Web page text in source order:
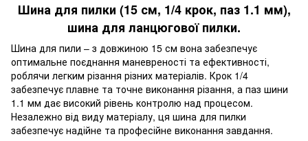
Шина для пилки (15 см, 1/4 крок, паз 1.1 мм),
шина для ланцюгової пилки.
Шина для пили – з довжиною 15 см вона забезпечує
оптимальне поєднання маневреності та ефективності,
роблячи легким різання різних матеріалів. Крок 1/4
забезпечує плавне та точне виконання різання, а паз шини
1.1 мм дає високий рівень контролю над процесом.
Незалежно від виду матеріалу, ця шина для пилки
забезпечує надійне та професійне виконання завдання.